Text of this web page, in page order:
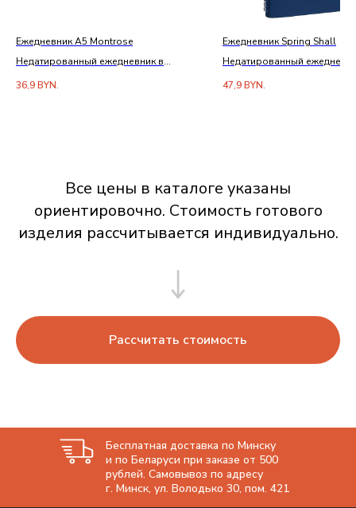
Ежедневник А5 Montrose
Недатированный ежедневник в
рамкой
36,9BYN.
Ежедневник Spring Shall
Недатированный
47,9BYN.
Все цены в каталоге указаны
ориентировочно. Стоимость готового
изделия рассчитывается индивидуально.
Рассчитать стоимость
Бесплатная доставка по Минску
и по Беларуси при заказе от 500
рублей. Самовывоз по адресу
г. Минск, ул. Володько 30, пом. 421